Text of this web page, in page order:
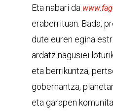
Eta nabari da
eraberrituan. Bada,
dute euren egina
ardatz nagusiei
eta berrikuntza,
gobernantza,
eta garapen